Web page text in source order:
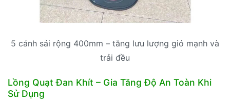
5 cánh sải rộng 400mm – tăng lưu lượng gió mạnh và
trải đều
Lồng Quạt Đan Khít – Gia Tăng Độ An Toàn Khi
Sử Dụng